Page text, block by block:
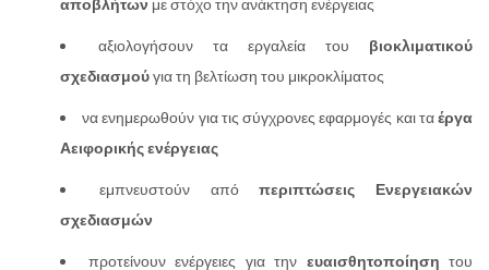
αξιολογήσουν τα εργαλεία του βιοκλιματικού
σχεδιασμούγια τη βελτίωση του μικροκλίματος
να ενημερωθούν για τις σύγχρονες εφαρμογές και ταέργα
Αειφορικής ενέργειας
εμπνευστούν απόπεριπτώσεις Ενεργειακών
σχεδιασμών
προτείνουν ενέργειες για την ευαισθητοποίηση του